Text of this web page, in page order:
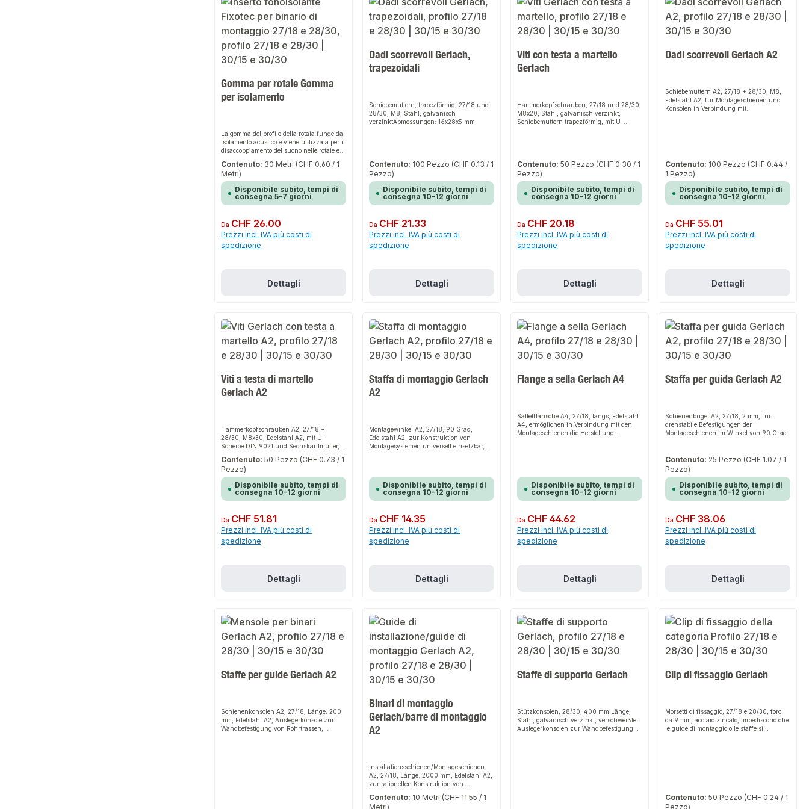
Gomma per rotaie Gomma
per isolamento
La gomma del profilo della rotaia funge da
isolamento acustico e viene utilizzata per il
disaccoppiamento del suono nelle rotaie e
nelle barre filettate. In questo modo si
impedisce la trasmissione del suono aereo o
strutturale da un componente all'altro.
Contenuto: 30 Metri (CHF 0.60 / 1
Metri)
Disponibile subito, tempi di
consegna 5-7 giorni
Prezzo normale:
Da CHF 26.00
Prezzi incl. IVA più costi di
spedizione
Dettagli
Dadi scorrevoli Gerlach,
trapezoidali
Schiebemuttern, trapezförmig, 27/18 und
28/30, M8, Stahl, galvanisch
verzinktAbmessungen: 16x28x5 mm
Contenuto: 100 Pezzo (CHF 0.13 / 1
Pezzo)
Disponibile subito, tempi di
consegna 10-12 giorni
Prezzo normale:
Da CHF 21.33
Prezzi incl. IVA più costi di
spedizione
Dettagli
Viti con testa a martello
Gerlach
Hammerkopfschrauben, 27/18 und 28/30,
M8x20, Stahl, galvanisch verzinkt,
Schiebemuttern trapezförmig, mit U-
Contenuto:50 Pezzo (CHF 0.30 / 1
Pezzo)
Disponibile subito, tempi di
consegna 10-12 giorni
Prezzo normale:
Da CHF 20.18
Prezzi incl. IVA più costi di
spedizione
Dettagli
Dadi scorrevoli Gerlach A2
Schiebemuttern A2, 27/18 + 28/30, M8,
Edelstahl A2, für Montageschienen und
Konsolen in Verbindung mit
Contenuto: 100 Pezzo (CHF 0.44 /
1 Pezzo)
Disponibile subito, tempi di
consegna 10-12 giorni
Prezzo normale:
Da CHF 55.01
Prezzi incl. IVA più costi di
spedizione
Dettagli
Viti a testa di martello
Gerlach A2
Hammerkopfschrauben A2, 27/18 +
28/30, M8x30, Edelstahl A2, mit U-
Scheibe DIN 9021 und Sechskantmutter,
zur Befestigung der Rohrschellen an
Montageschienen und Konsolen,
Schiebemuttern trapetzförmig
Contenuto:50 Pezzo (CHF 0.73 / 1
Pezzo)
Disponibile subito, tempi di
consegna 10-12 giorni
Prezzo normale:
Da CHF 51.81
Prezzi incl. IVA più costi di
spedizione
Dettagli
Staffa di montaggio Gerlach
A2
Montagewinkel A2, 27/18, 90 Grad,
Edelstahl A2, zur Konstruktion von
Montagesystemen universell einsetzbar,
Disponibile subito, tempi di
consegna 10-12 giorni
Prezzo normale:
Da CHF 14.35
Prezzi incl. IVA più costi di
spedizione
Dettagli
Flange a sella Gerlach A4
Sattelflansche A4, 27/18, längs, Edelstahl
A4, ermöglichen in Verbindung mit den
Montageschienen die Herstellung
Disponibile subito, tempi di
consegna 10-12 giorni
Prezzo normale:
Da CHF 44.62
Prezzi incl. IVA più costi di
spedizione
Dettagli
Staffa per guida Gerlach A2
Schienenbügel A2, 27/18, 2 mm, für
drehstabile Befestigungen der
Montageschienen im Winkel von 90 Grad
Contenuto: 25 Pezzo (CHF 1.07 / 1
Pezzo)
Disponibile subito, tempi di
consegna 10-12 giorni
Prezzo normale:
Da CHF 38.06
Prezzi incl. IVA più costi di
spedizione
Dettagli
Staffe per guide Gerlach A2
Schienenkonsolen A2, 27/18, Länge: 200
mm, Edelstahl A2, Auslegerkonsole zur
Wandbefestigung von Rohrtrassen,
Binari di montaggio
Gerlach/barre di montaggio
A2
Installationsschienen/Montageschienen
A2, 27/18, Länge: 2000 mm, Edelstahl A2,
zur rationellen Konstruktion von
Rohrtrassen, Sonderkonstruktionen und
Einzelbefestigungen an Wand und Decke,
Contenuto: 10 Metri (CHF 11.55 / 1
Metri)
Staffe di supporto Gerlach
Stützkonsolen, 28/30, 400 mm Länge,
Stahl, galvanisch verzinkt, verschweißte
Auslegerkonsolen zur Wandbefestigung
Clip di fissaggio Gerlach
Morsetti di fissaggio, 27/18 e 28/30, foro
da 9 mm, acciaio zincato, impediscono che
le guide di montaggio o le staffe si
Contenuto:50 Pezzo (CHF 0.24 / 1
Pezzo)